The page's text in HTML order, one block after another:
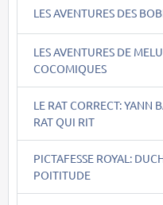
LES AVENTURES DES
LES AVENTURES DE
COCOMIQUES
LE RAT CORRECT: YANN
RAT QUI RIT
PICTAFESSE ROYAL:
POITITUDE